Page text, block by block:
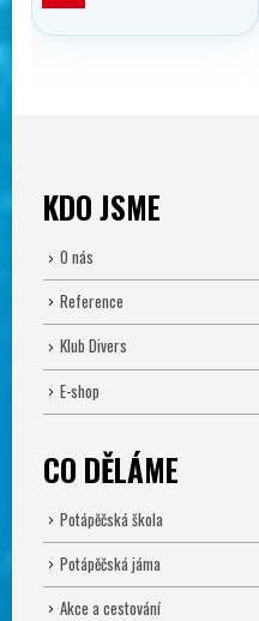
KDO JSME
O nás
Reference
Klub Divers
E-shop
CO DĚLÁME
Potápěčská škola
Potápěčská jáma
Akce a cestování